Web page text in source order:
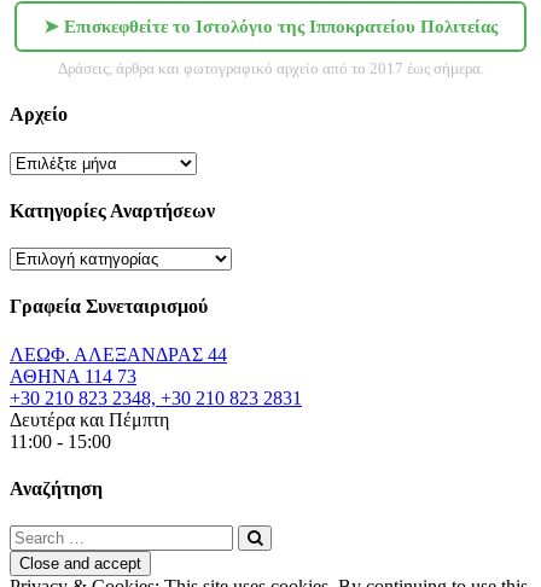
➤ Επισκεφθείτε το Ιστολόγιο της Ιπποκρατείου Πολιτείας
Δράσεις, άρθρα και φωτογραφικό αρχείο από το 2017 έως σήμερα.
Αρχείο
Αρχείο
Κατηγορίες Αναρτήσεων
Κατηγορίες
Γραφεία Συνεταιρισμού
ΛΕΩΦ. ΑΛΕΞΑΝΔΡΑΣ 44
ΑΘΗΝΑ 114 73
+30 210 823 2348, +30 210 823 2831
Δευτέρα και Πέμπτη
11:00 - 15:00
Αναζήτηση